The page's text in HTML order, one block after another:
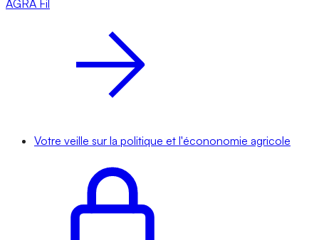
AGRA Fil
Votre veille sur la politique et l'écononomie agricole